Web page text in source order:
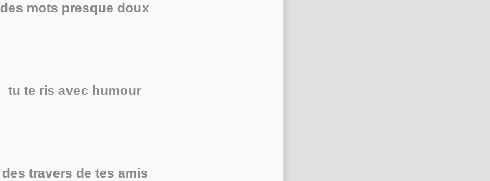
des mots presque doux
tu te ris avec humour
des travers de tes amis